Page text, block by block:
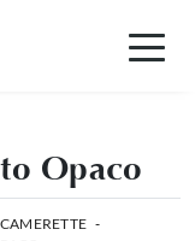
Opaco
CAMERETTE -